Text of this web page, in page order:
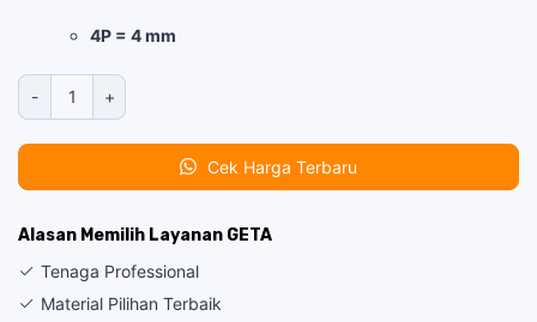
4P = 4 mm
-
Kuantitas
Membrane
Bakar
GREEN
+
Cek Harga Terbaru
Alasan Memilih Layanan GETA
Tenaga Professional
Material Pilihan Terbaik